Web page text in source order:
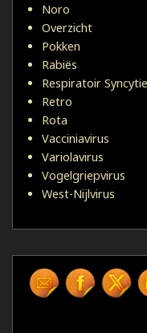
Noro
Overzicht
Pokken
Rabiës
Respiratoir
Retro
Rota
Vacciniavirus
Variolavirus
Vogelgriepvirus
West-Nijlvirus